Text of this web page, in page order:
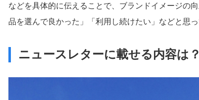
などを具体的に伝えることで、ブランドイメージの
品を選んで良かった」「利用し続けたい」などと思
ニュースレターに載せる内容は？